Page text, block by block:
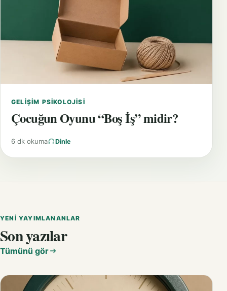
GELIŞIM PSIKOLOJISI
Çocuğun Oyunu “Boş İş” midir?
6 dk okuma Dinle
YENI YAYIMLANANLAR
Son yazılar
Tümünü gör